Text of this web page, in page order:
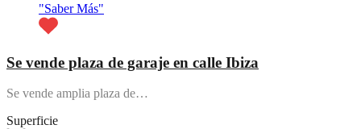
"Saber Más"
Se vende plaza de garaje en calle Ibiza
Se vende amplia plaza de…
Superficie